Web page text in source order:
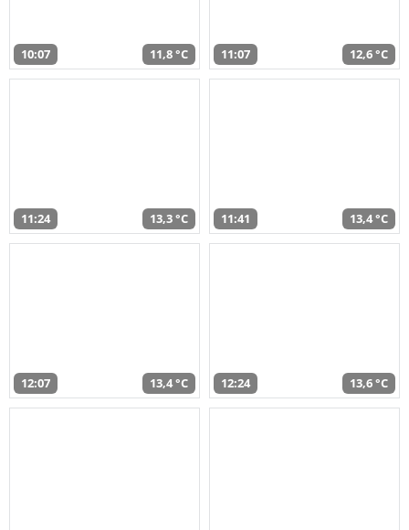
10:07 11,8 °C 11:07 12,6 °C
11:24 13,3 °C 11:41 13,4 °C
12:07 13,4 °C 12:24 13,6 °C